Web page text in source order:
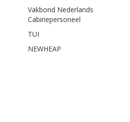
Vakbond Nederlands
Cabinepersoneel
TUI
NEWHEAP